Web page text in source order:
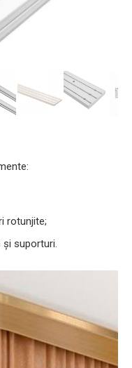
rotunjite;
suporturi.